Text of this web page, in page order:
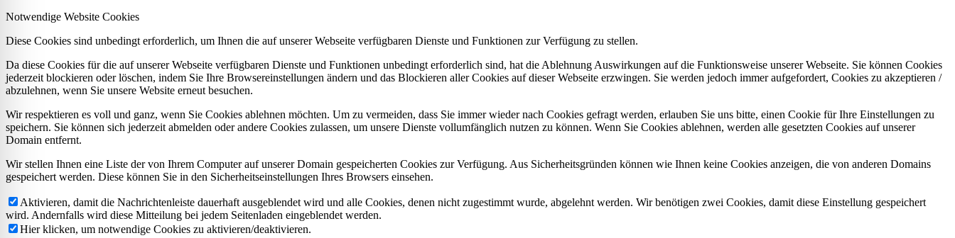
Notwendige Website Cookies
Diese Cookies sind unbedingt erforderlich, um Ihnen die auf unserer Webseite verfügbaren Dienste und Funktionen zur Verfügung zu stellen.
Da diese Cookies für die auf unserer Webseite verfügbaren Dienste und Funktionen unbedingt erforderlich sind, hat die Ablehnung Auswirkungen auf die Funktionsweise unserer Webseite. Sie können Cookies
jederzeit blockieren oder löschen, indem Sie Ihre Browsereinstellungen ändern und das Blockieren aller Cookies auf dieser Webseite erzwingen. Sie werden jedoch immer aufgefordert, Cookies zu akzeptieren /
abzulehnen, wenn Sie unsere Website erneut besuchen.
Wir respektieren es voll und ganz, wenn Sie Cookies ablehnen möchten. Um zu vermeiden, dass Sie immer wieder nach Cookies gefragt werden, erlauben Sie uns bitte, einen Cookie für Ihre Einstellungen zu
speichern. Sie können sich jederzeit abmelden oder andere Cookies zulassen, um unsere Dienste vollumfänglich nutzen zu können. Wenn Sie Cookies ablehnen, werden alle gesetzten Cookies auf unserer
Domain entfernt.
Wir stellen Ihnen eine Liste der von Ihrem Computer auf unserer Domain gespeicherten Cookies zur Verfügung. Aus Sicherheitsgründen können wie Ihnen keine Cookies anzeigen, die von anderen Domains
gespeichert werden. Diese können Sie in den Sicherheitseinstellungen Ihres Browsers einsehen.
Aktivieren, damit die Nachrichtenleiste dauerhaft ausgeblendet wird und alle Cookies, denen nicht zugestimmt wurde, abgelehnt werden. Wir benötigen zwei Cookies, damit diese Einstellung gespeichert
wird. Andernfalls wird diese Mitteilung bei jedem Seitenladen eingeblendet werden.
Hier klicken, um notwendige Cookies zu aktivieren/deaktivieren.